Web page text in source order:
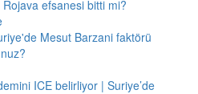
efsanesi bitti mi?
Mesut Barzani faktörü
ICE belirliyor | Suriye’de